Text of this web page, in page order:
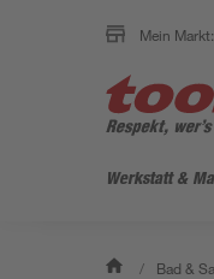
Mein Markt:
Werkstatt &
/ Bad &